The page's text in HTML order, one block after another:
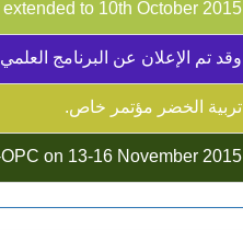
وقد تم الإعلان عن البرنامج العلمي
تربية الخضر مؤتمر خاص.